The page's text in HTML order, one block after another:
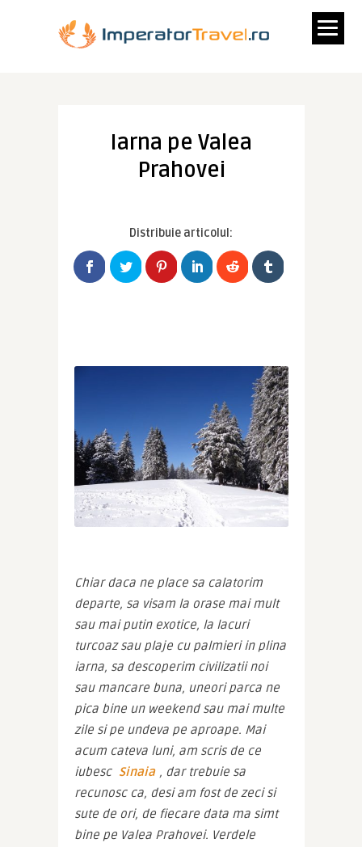
Iarna pe Valea
Prahovei
Distribuie articolul:
Chiar daca ne place sa calatorim
departe, sa visam la orase mai mult
sau mai putin exotice, la lacuri
turcoaz sau plaje cu palmieri in plina
iarna, sa descoperim civilizatii noi
sau mancare buna, uneori parca ne
pica bine un weekend sau mai multe
zile si pe undeva pe aproape. Mai
acum cateva luni, am scris de ce
iubesc Sinaia , dar trebuie sa
recunosc ca, desi am fost de zeci si
sute de ori, de fiecare data ma simt
bine pe Valea Prahovei. Verdele